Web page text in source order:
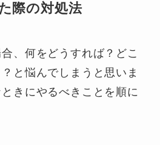
際の対処法
、何をどうすれば？どこ
と悩んでしまうと思いま
きにやるべきことを順に